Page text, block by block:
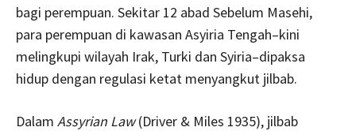
bagi perempuan. Sekitar 12 abad Sebelum Masehi,
para perempuan di kawasan Asyiria Tengah–kini
melingkupi wilayah Irak, Turki dan Syiria–dipaksa
hidup dengan regulasi ketat menyangkut jilbab.
Dalam Assyrian Law(Driver & Miles 1935), jilbab